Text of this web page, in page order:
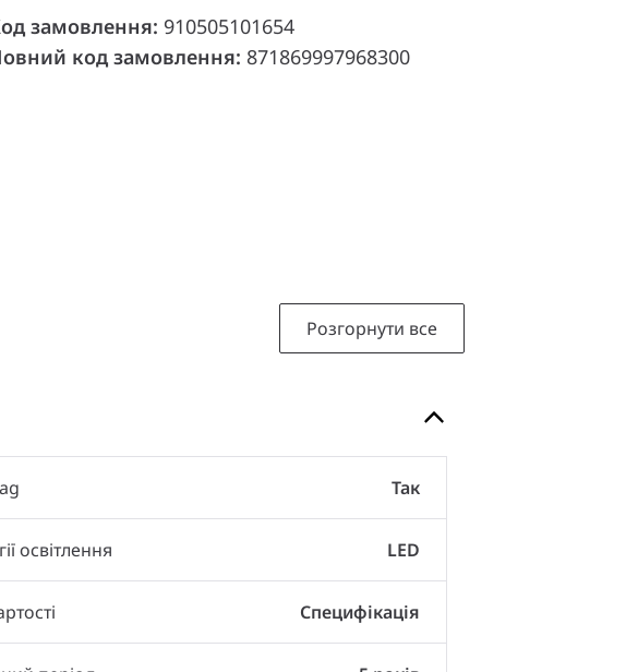
замовлення: 910505101654
код замовлення: 871869997968300
Розгорнути все
Так
освітлення LED
Специфікація